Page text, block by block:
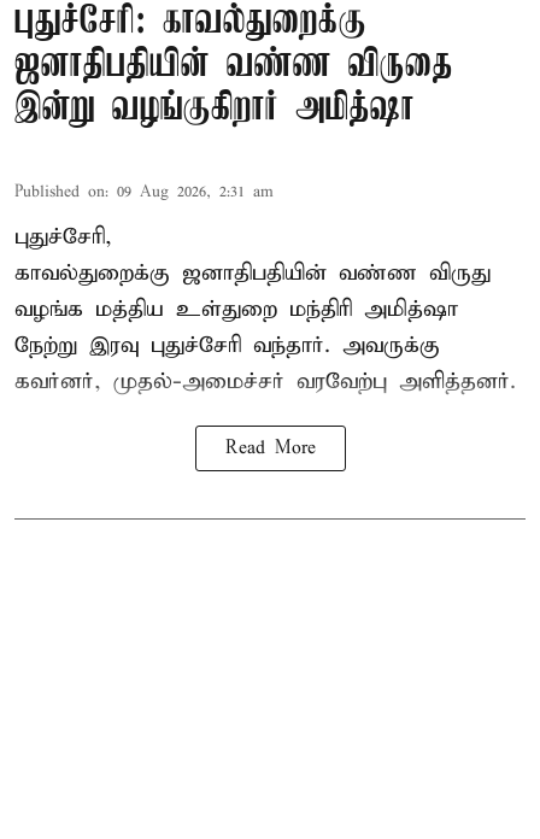
புதுச்சேரி: காவல்துறைக்கு
ஜனாதிபதியின் வண்ண விருதை
இன்று வழங்குகிறார் அமித்ஷா
Published on: 09 Aug 2026, 2:31 am
புதுச்சேரி,
காவல்துறைக்கு ஜனாதிபதியின் வண்ண விருது
வழங்க மத்திய உள்துறை மந்திரி அமித்ஷா
நேற்று இரவு புதுச்சேரி வந்தார். அவருக்கு
கவர்னர், முதல்-அமைச்சர் வரவேற்பு அளித்தனர்.
Read More